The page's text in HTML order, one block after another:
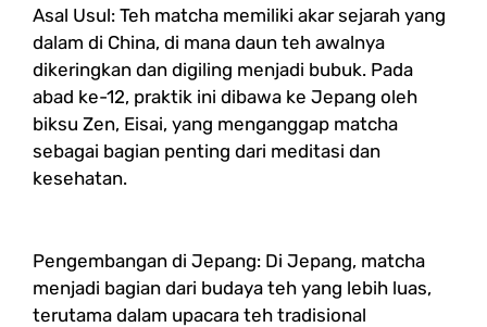
Asal Usul: Teh matcha memiliki akar sejarah yang
dalam di China, di mana daun teh awalnya
dikeringkan dan digiling menjadi bubuk. Pada
abad ke-12, praktik ini dibawa ke Jepang oleh
biksu Zen, Eisai, yang menganggap matcha
sebagai bagian penting dari meditasi dan
kesehatan.
Pengembangan di Jepang: Di Jepang, matcha
menjadi bagian dari budaya teh yang lebih luas,
terutama dalam upacara teh tradisional